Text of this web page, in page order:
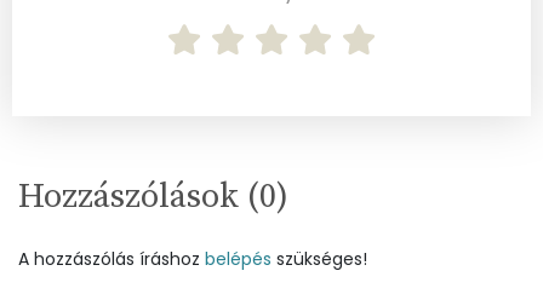
Foszfor
Nátrium
Hozzászólások (0)
A hozzászólás íráshoz belépés szükséges!